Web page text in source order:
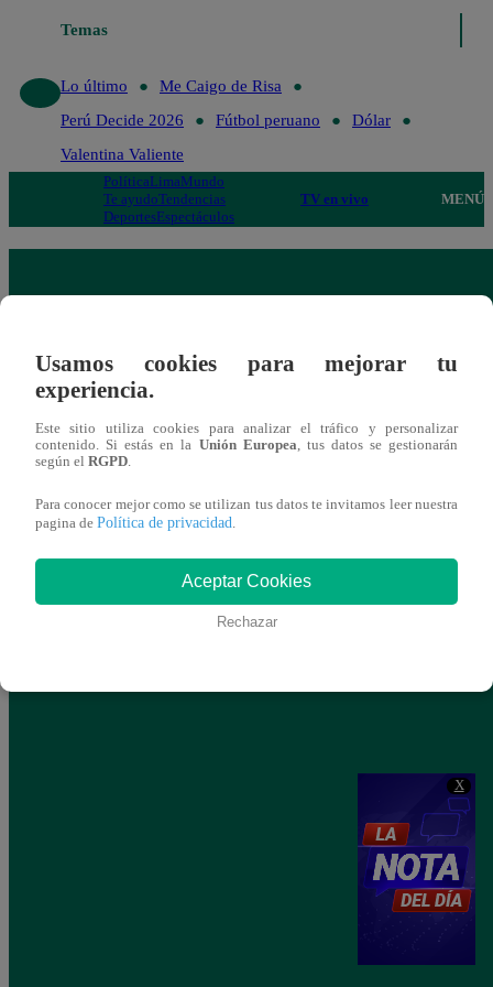
X
Temas
Lo último
Me Caigo de Risa
Perú Decide 2026
Fútbol peruano
Dólar
Valentina Valiente
PolíticaLimaMundo
Te ayudoTendencias
DeportesEspectáculos
TV en vivo MENÚ
Usamos cookies para mejorar tu
experiencia.
Este sitio utiliza cookies para analizar el tráfico y personalizar
contenido. Si estás en la Unión Europea , tus datos se gestionarán
según el RGPD
Para conocer mejor como se utilizan tus datos te invitamos leer nuestra
pagina de Política de privacidad
Aceptar Cookies
Rechazar